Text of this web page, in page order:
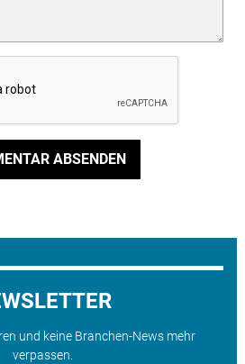
ABSENDEN
und keine Branchen-News mehr
verpassen.